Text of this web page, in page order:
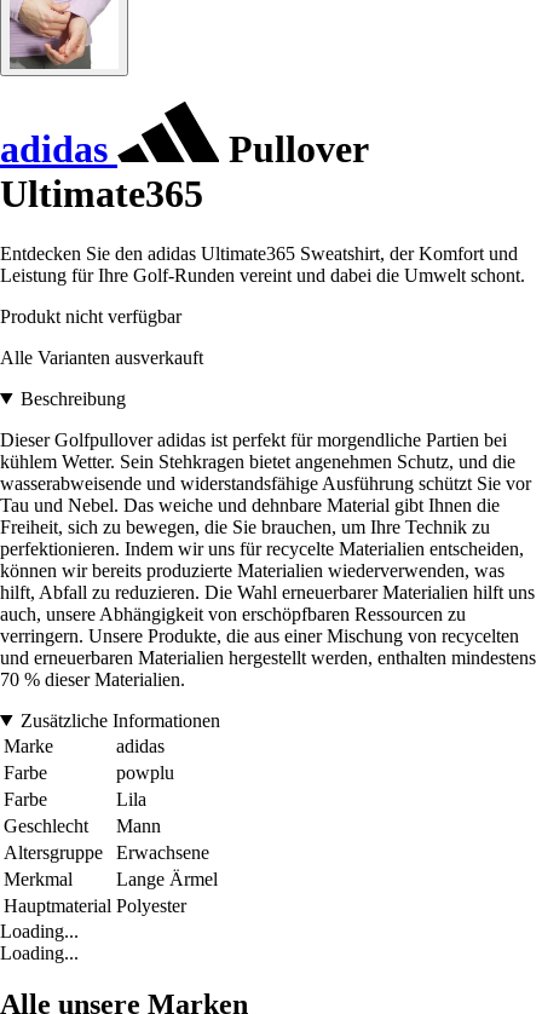
adidas
Pullover
Ultimate365
Entdecken Sie den adidas Ultimate365 Sweatshirt, der Komfort und
Leistung für Ihre Golf-Runden vereint und dabei die Umwelt schont.
Produkt nicht verfügbar
Alle Varianten ausverkauft
Beschreibung
Dieser Golfpullover adidas ist perfekt für morgendliche Partien bei
kühlem Wetter. Sein Stehkragen bietet angenehmen Schutz, und die
wasserabweisende und widerstandsfähige Ausführung schützt Sie vor
Tau und Nebel. Das weiche und dehnbare Material gibt Ihnen die
Freiheit, sich zu bewegen, die Sie brauchen, um Ihre Technik zu
perfektionieren. Indem wir uns für recycelte Materialien entscheiden,
können wir bereits produzierte Materialien wiederverwenden, was
hilft, Abfall zu reduzieren. Die Wahl erneuerbarer Materialien hilft uns
auch, unsere Abhängigkeit von erschöpfbaren Ressourcen zu
verringern. Unsere Produkte, die aus einer Mischung von recycelten
und erneuerbaren Materialien hergestellt werden, enthalten mindestens
70 % dieser Materialien.
Zusätzliche Informationen
Marke
adidas
Farbe
powplu
Farbe
Lila
Geschlecht
Mann
Altersgruppe
Erwachsene
Merkmal
Lange Ärmel
Hauptmaterial Polyester
Loading...
Loading...
Alle unsere Marken